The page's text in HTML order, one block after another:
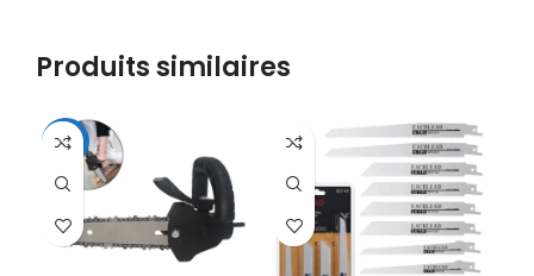
Produits similaires
-37%